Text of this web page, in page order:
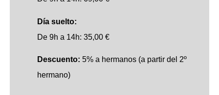
Día suelto:
De 9h a 14h: 35,00 €
Descuento: 5% a hermanos (a partir del 2º
hermano)